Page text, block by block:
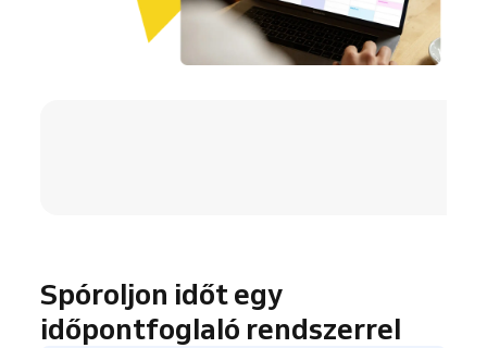
Spóroljon időt egy
időpontfoglaló rendszerrel